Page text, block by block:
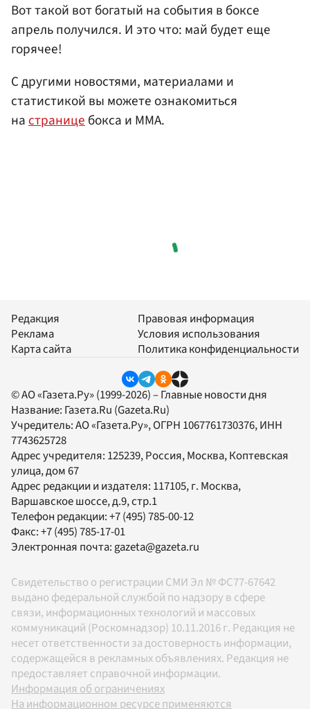
Вот такой вот богатый на события в боксе
апрель получился. И это что: май будет еще
горячее!
С другими новостями, материалами и
статистикой вы можете ознакомиться
настраницебокса и ММА.
Редакция
Реклама
Карта сайта
Правовая информация
Условия использования
Политика конфиденциальности
© АО «Газета.Ру» (1999-2026) – Главные новости дня
Название: Газета.Ru (Gazeta.Ru)
Учредитель:АО «Газета.Ру», ОГРН 1067761730376, ИНН
7743625728
Адрес учредителя: 125239, Россия, Москва, Коптевская
улица, дом 67
Адрес редакции и издателя: 117105, г. Москва,
Варшавское шоссе, д.9, стр.1
Телефон редакции:+7 (495) 785-00-12
Факс:+7 (495) 785-17-01
Электронная почта: gazeta@gazeta.ru
Свидетельство о регистрации СМИ Эл № ФС77-67642
выдано федеральной службой по надзору в сфере
связи, информационных технологий и массовых
коммуникаций (Роскомнадзор) 10.11.2016 г. Редакция не
несет ответственности за достоверность информации,
содержащейся в рекламных объявлениях. Редакция не
предоставляет справочной информации.
Информация об ограничениях
На информационном ресурсе применяются